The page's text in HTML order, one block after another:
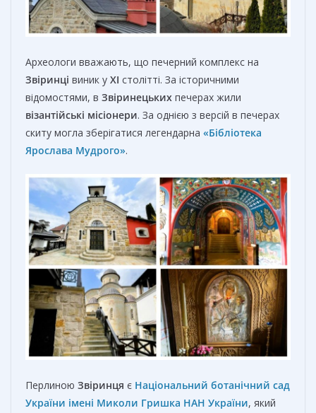
Археологи вважають, що печерний комплекс на
Звіринці виник у XI столітті. За історичними
відомостями, в Звіринецьких печерах жили
візантійські місіонери. За однією з версій в печерах
скиту могла зберігатися легендарна «Бібліотека
Ярослава Мудрого».
Перлиною Звіринця є Національний ботанічний сад
України імені Миколи Гришка НАН України, який